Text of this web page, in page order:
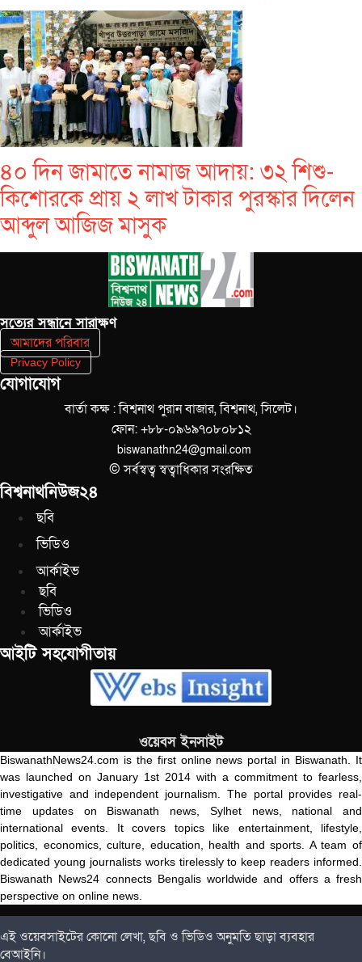
৪০ দিন জামাতে নামাজ আদায়: ৩২ শিশু-
কিশোরকে প্রায় ২ লাখ টাকার পুরস্কার দিলেন
আব্দুল আজিজ মাসুক
সত‌্যের সন্ধানে সারাক্ষণ
আমাদের পরিবার
Privacy Policy
যোগাযোগ
বার্তা কক্ষ : বিশ্বনাথ পুরান বাজার, বিশ্বনাথ, সিলেট।
ফোন: +৮৮-০৯৬৯৭০৮০৮১২
biswanathn24@gmail.com
© সর্বস্বত্ব স্বত্বাধিকার সংরক্ষিত
বিশ্বনাথনিউজ২৪
ছবি
ভিডিও
আর্কাইভ
ছবি
ভিডিও
আর্কাইভ
আইটি সহযোগীতায়
ওয়েবস ইনসাইট
BiswanathNews24.com is the first online news portal in Biswanath. It
was launched on January 1st 2014 with a commitment to fearless,
investigative and independent journalism. The portal provides real-
time updates on Biswanath news, Sylhet news, national and
international events. It covers topics like entertainment, lifestyle,
politics, economics, culture, education, health and sports. A team of
dedicated young journalists works tirelessly to keep readers informed.
Biswanath News24 connects Bengalis worldwide and offers a fresh
perspective on online news.
এই ওয়েবসাইটের কোনো লেখা, ছবি ও ভিডিও অনুমতি ছাড়া ব্যবহার
বেআইনি।